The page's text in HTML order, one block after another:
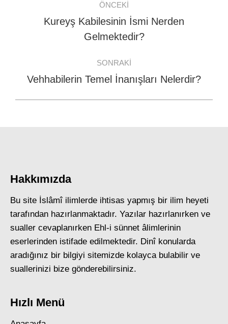
navigation
ÖNCEKI
Previous
post:
Kureyş Kabilesinin İsmi Nerden
Gelmektedir?
SONRAKI
Next
Vehhabilerin Temel İnanışları Nelerdir?
Hakkımızda
Bu site İslâmî ilimlerde ihtisas yapmış bir ilim heyeti
tarafından hazırlanmaktadır. Yazılar hazırlanırken ve
sualler cevaplanırken Ehl-i sünnet âlimlerinin
eserlerinden istifade edilmektedir. Dinî konularda
aradığınız bir bilgiyi sitemizde kolayca bulabilir ve
suallerinizi bize gönderebilirsiniz.
Hızlı Menü